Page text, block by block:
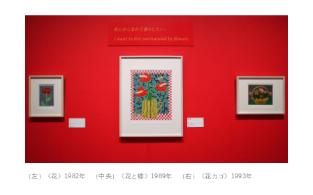
（左）《花》1982年 （中央）《花と蝶》1989年 （右）《花カゴ》1993年